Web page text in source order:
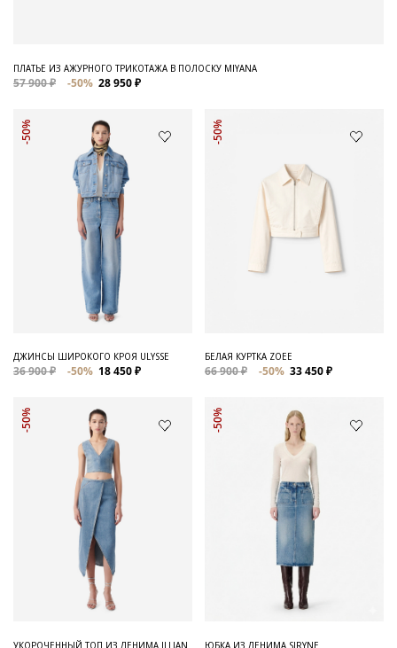
ПЛАТЬЕ ИЗ АЖУРНОГО ТРИКОТАЖА В ПОЛОСКУ MIYANA
57 900 ₽ -50% 28 950 ₽
-50%
ДЖИНСЫ ШИРОКОГО КРОЯ ULYSSE
36 900 ₽ -50% 18 450 ₽
-50%
БЕЛАЯ КУРТКА ZOEE
66 900 ₽ -50% 33 450 ₽
-50%
УКОРОЧЕННЫЙ ТОП ИЗ ДЕНИМА ILLIAN
-50%
ЮБКА ИЗ ДЕНИМА SIRYNE